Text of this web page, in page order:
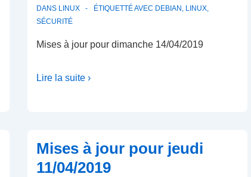
DANS LINUX ÉTIQUETTÉ AVEC DEBIAN , LINUX,
SÉCURITÉ
Mises à jour pour dimanche 14/04/2019
Lire la suite ›
Mises à jour pour jeudi
11/04/2019